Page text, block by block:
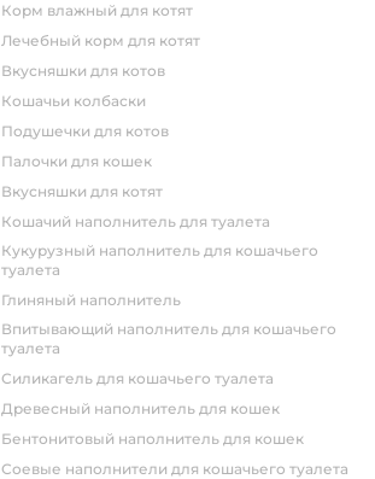
корм влажный для котят
лечебный корм для котят
вкусняшки для котов
кошачьи колбаски
подушечки для котов
палочки для кошек
вкусняшки для котят
кошачий наполнитель для туалета
кукурузный наполнитель для кошачьего
туалета
глиняный наполнитель
впитывающий наполнитель для кошачьего
туалета
силикагель для кошачьего туалета
древесный наполнитель для кошек
бентонитовый наполнитель для кошек
соевые наполнители для кошачьего туалета